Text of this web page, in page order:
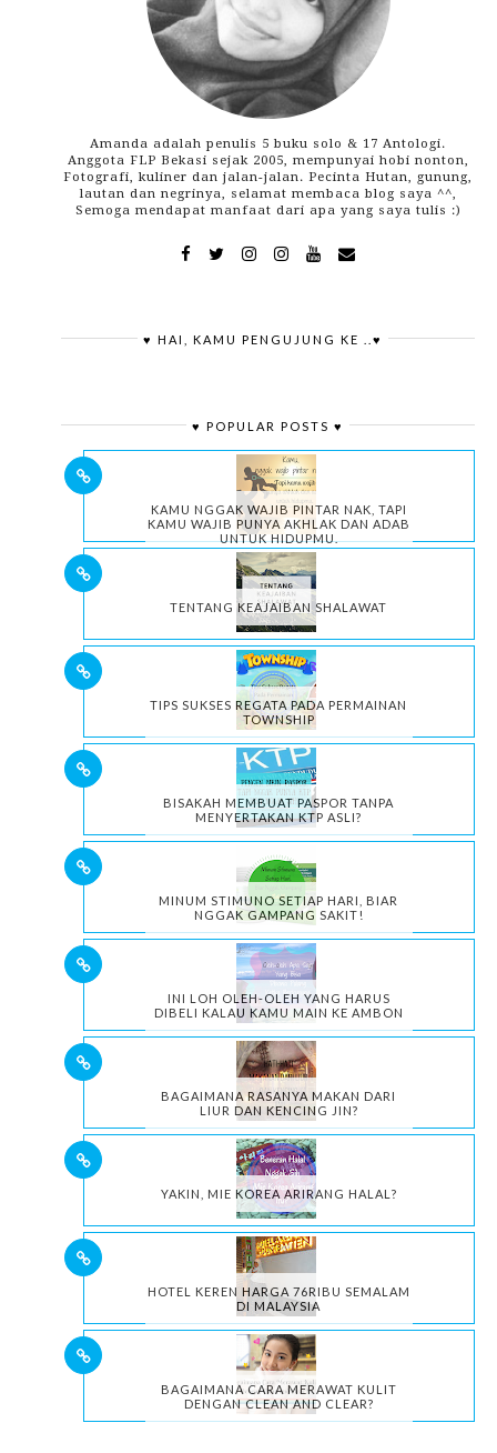
Amanda adalah penulis 5 buku solo & 17 Antologi.
Anggota FLP Bekasi sejak 2005, mempunyai hobi nonton,
Fotografi, kuliner dan jalan-jalan. Pecinta Hutan, gunung,
lautan dan negrinya, selamat membaca blog saya ^^,
Semoga mendapat manfaat dari apa yang saya tulis :)
♥ HAI, KAMU PENGUJUNG KE ..♥
♥ POPULAR POSTS ♥
KAMU NGGAK WAJIB PINTAR NAK, TAPI
KAMU WAJIB PUNYA AKHLAK DAN ADAB
UNTUK HIDUPMU.
TENTANG KEAJAIBAN SHALAWAT
TIPS SUKSES REGATA PADA PERMAINAN
TOWNSHIP
BISAKAH MEMBUAT PASPOR TANPA
MENYERTAKAN KTP ASLI?
MINUM STIMUNO SETIAP HARI, BIAR
NGGAK GAMPANG SAKIT!
INI LOH OLEH-OLEH YANG HARUS
DIBELI KALAU KAMU MAIN KE AMBON
BAGAIMANA RASANYA MAKAN DARI
LIUR DAN KENCING JIN?
YAKIN, MIE KOREA ARIRANG HALAL?
HOTEL KEREN HARGA 76RIBU SEMALAM
DI MALAYSIA
BAGAIMANA CARA MERAWAT KULIT
DENGAN CLEAN AND CLEAR?